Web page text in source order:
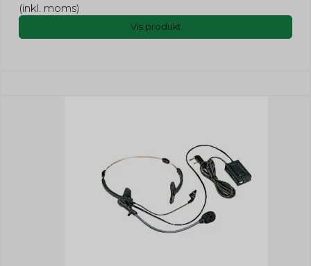
(inkl. moms)
Vis produkt